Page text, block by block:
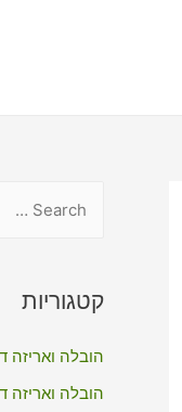
r
h
f
קטגוריות
הובלה ואריזה
הובלה ואריזה